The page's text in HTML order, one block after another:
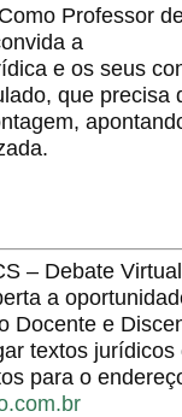
Professor
a
e os seus
que precisa
– Debate
a
Docente e
textos
para o